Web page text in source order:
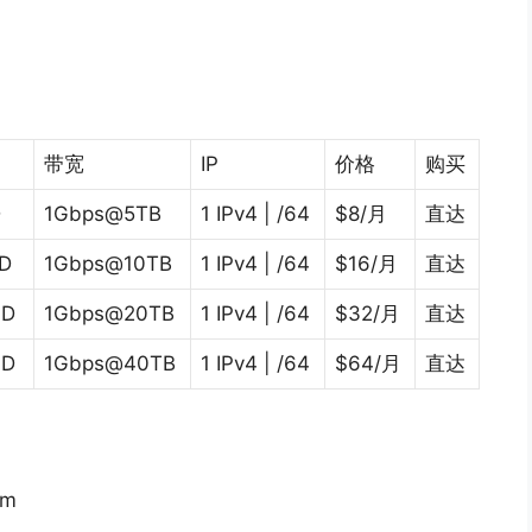
带宽 IP 价格 购买
1Gbps@5TB 1 IPv4 | /64 $8/月 直达
1Gbps@10TB 1 IPv4 | /64 $16/月 直达
1Gbps@20TB 1 IPv4 | /64 $32/月 直达
1Gbps@40TB 1 IPv4 | /64 $64/月 直达